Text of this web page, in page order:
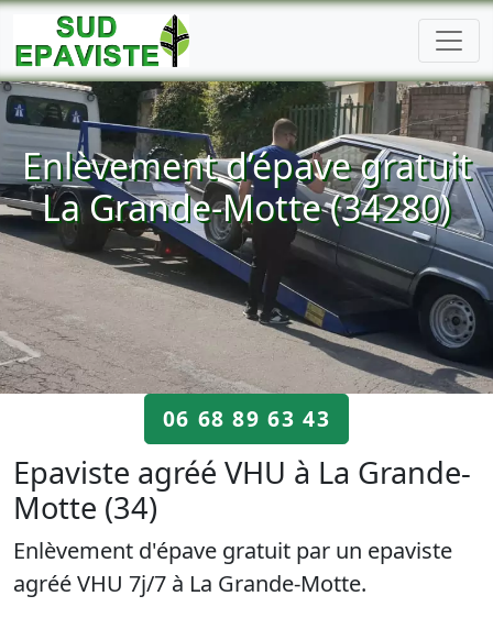
Enlèvement d’épave gratuit
La Grande-Motte (34280)
06 68 89 63 43
Epaviste agréé VHU à La Grande-
Motte (34)
Enlèvement d'épave gratuit par un epaviste
agréé VHU 7j/7 à La Grande-Motte.